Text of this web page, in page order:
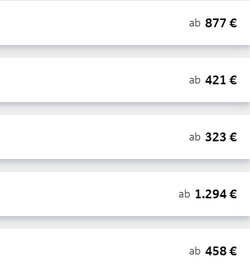
ab 877 €
ab 421 €
ab 323 €
ab 1.294€
ab 458€